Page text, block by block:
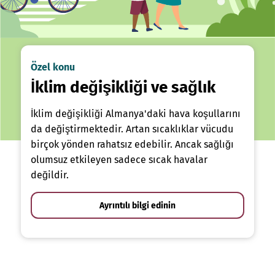
Özel konu
İklim değişikliği ve sağlık
İklim değişikliği Almanya'daki hava koşullarını
da değiştirmektedir. Artan sıcaklıklar vücudu
birçok yönden rahatsız edebilir. Ancak sağlığı
olumsuz etkileyen sadece sıcak havalar
değildir.
Ayrıntılı bilgi edinin